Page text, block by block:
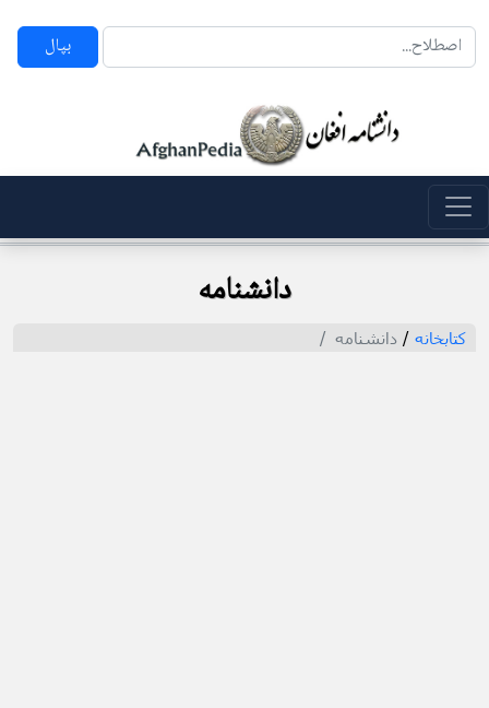
بپال
دانشنامه
کتابخانه / دانشنامه